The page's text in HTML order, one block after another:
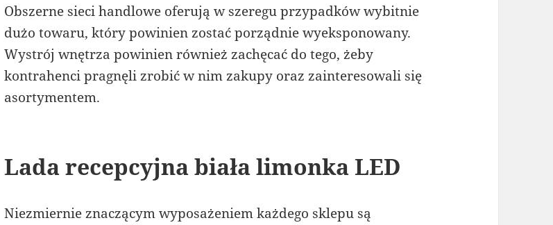
Obszerne sieci handlowe oferują w szeregu przypadków wybitnie
dużo towaru, który powinien zostać porządnie wyeksponowany.
Wystrój wnętrza powinien również zachęcać do tego, żeby
kontrahenci pragnęli zrobić w nim zakupy oraz zainteresowali się
asortymentem.
Lada recepcyjna biała limonka LED
Niezmiernie znaczącym wyposażeniem każdego sklepu są